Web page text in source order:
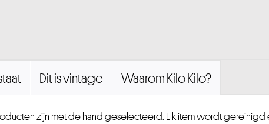
Dit is vintage Waarom Kilo Kilo?
zijn met de hand geselecteerd. Elk item wordt gereinigd